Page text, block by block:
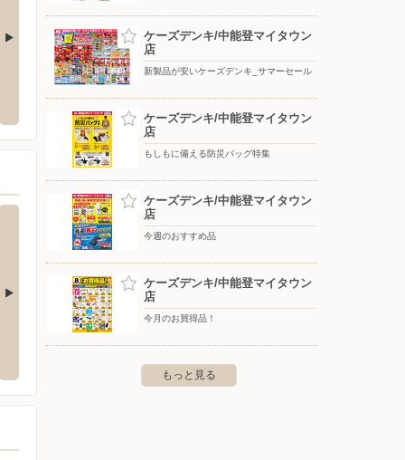
野町イ12-1
ブルックス/コーヒー通販（石川エリア）
〒000-0000
地8街区1
ケーズデンキ/中能登マイタウン
店
新製品が安いケーズデンキ_サマーセール
ケーズデンキ/中能登マイタウン
店
もしもに備える防災バッグ特集
ケーズデンキ/中能登マイタウン
店
今週のおすすめ品
ケーズデンキ/中能登マイタウン
店
今月のお買得品！
もっと見る